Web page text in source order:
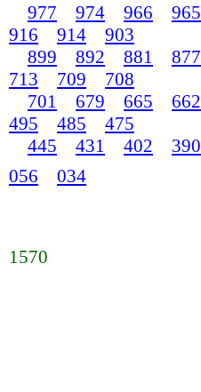
977
974 966 965
916
914
903
899
892 881 877
713
709
708
701
679 665 662
495
485
475
445
431 402 390
056
034
1570